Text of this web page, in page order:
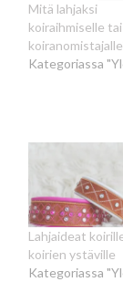
Mitä lahjaksi
koiraihmiselle tai
Kategoriassa
Lahjaideat
koirien ystäville
Kategoriassa